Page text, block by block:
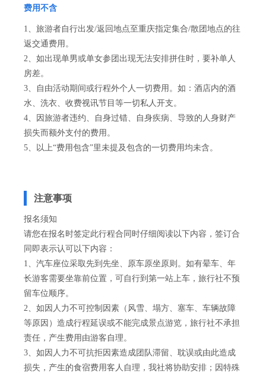
费用不含
1、旅游者自行出发/返回地点至重庆指定集合/散团地点的往
返交通费用。
2、如出现单男或单女参团出现无法安排拼住时，要补单人
房差。
3、自由活动期间或行程外个人一切费用。如：酒店内的酒
水、洗衣、收费视讯节目等一切私人开支。
4、因旅游者违约、自身过错、自身疾病、导致的人身财产
损失而额外支付的费用。
5、以上“费用包含”里未提及包含的一切费用均未含。
注意事项
报名须知
请您在报名时签定此行程合同时仔细阅读以下内容，签订合
同即表示认可以下内容：
1、汽车座位采取先到先坐、原车原坐原则。如有晕车、年
长游客需要坐靠前位置，可自行到第一站上车，旅行社不预
留车位顺序。
2、如因人力不可控制因素（风雪、塌方、塞车、车辆故障
等原因）造成行程延误或不能完成景点游览，旅行社不承担
责任，产生费用由游客自理。
3、如因人力不可抗拒因素造成团队滞留、耽误或由此造成
损失，产生的食宿费用客人自理，我社将协助安排；因特殊